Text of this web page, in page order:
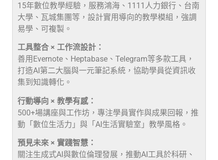
15年數位教學經驗，服務鴻海、1111人力銀行、台南
大學、瓦城集團等，設計實用導向的教學模組，強調
易學、可複製。
工具整合 × 工作流設計：
善用Evernote、Heptabase、Telegram等多款工具，
打造AI第二大腦與一元筆記系統，協助學員從資訊收
集到知識轉化。
行動導向 × 教學有感：
500+場講座與工作坊，專注學員實作與成果回報，推
動「數位生活力」與「AI生活實驗室」教學風格。
預見未來 × 實踐智慧：
關注生成式AI與數位倫理發展，推動AI工具於科研、